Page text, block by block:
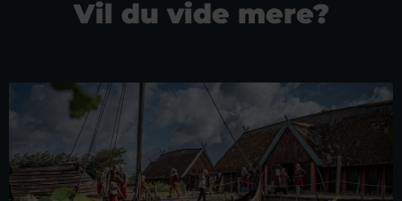
Vil du vide mere?